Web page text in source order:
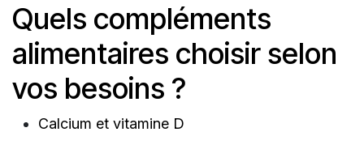
Quels compléments
alimentaires choisir selon
vos besoins ?
Calcium et vitamine D